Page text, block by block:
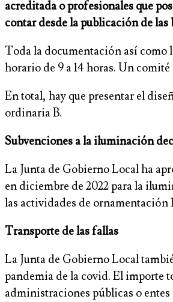
acreditada o profesionales que
contar desde la publicación de las
Toda la documentación así como
horario de 9 a 14 horas. Un
En total, hay que presentar el
ordinaria B.
Subvenciones a la iluminación
La Junta de Gobierno Local ha
en diciembre de 2022 para la
las actividades de
Transporte de las fallas
La Junta de Gobierno Local
pandemia de la covid. El importe
administraciones públicas o